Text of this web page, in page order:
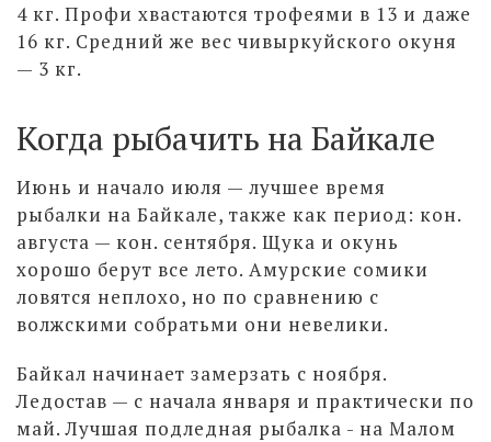
4 кг. Профи хвастаются трофеями в 13 и даже
16 кг. Средний же вес чивыркуйского окуня
— 3 кг.
Когда рыбачить на Байкале
Июнь и начало июля — лучшее время
рыбалки на Байкале, также как период: кон.
августа — кон. сентября. Щука и окунь
хорошо берут все лето. Амурские сомики
ловятся неплохо, но по сравнению с
волжскими собратьми они невелики.
Байкал начинает замерзать с ноября.
Ледостав — с начала января и практически по
май. Лучшая подледная рыбалка - на Малом